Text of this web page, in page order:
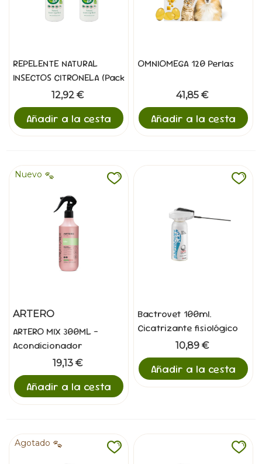
REPELENTE NATURAL
INSECTOS CITRONELA (Pack
2x500ml)12,92 €
Añadir a la cesta
OMNIOMEGA 120 Perlas
41,85 €
Añadir a la cesta
Nuevo
ARTERO
ARTERO MIX 300ML -
Acondicionador
Multifuncion19,13 €
Añadir a la cesta
Bactrovet 100ml.
Cicatrizante fisiológico
10,89 €
Añadir a la cesta
Agotado